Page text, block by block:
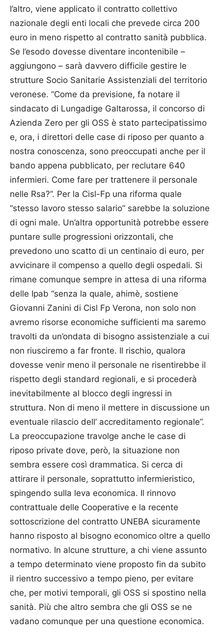
l’altro, viene applicato il contratto collettivo
nazionale degli enti locali che prevede circa 200
euro in meno rispetto al contratto sanità pubblica.
Se l’esodo dovesse diventare incontenibile –
aggiungono – sarà davvero difficile gestire le
strutture Socio Sanitarie Assistenziali del territorio
veronese. “Come da previsione, fa notare il
sindacato di Lungadige Galtarossa, il concorso di
Azienda Zero per gli OSS è stato partecipatissimo
e, ora, i direttori delle case di riposo per quanto a
nostra conoscenza, sono preoccupati anche per il
bando appena pubblicato, per reclutare 640
infermieri. Come fare per trattenere il personale
nelle Rsa?”. Per la Cisl-Fp una riforma quale
“stesso lavoro stesso salario” sarebbe la soluzione
di ogni male. Un’altra opportunità potrebbe essere
puntare sulle progressioni orizzontali, che
prevedono uno scatto di un centinaio di euro, per
avvicinare il compenso a quello degli ospedali. Si
rimane comunque sempre in attesa di una riforma
delle Ipab “senza la quale, ahimè, sostiene
Giovanni Zanini di Cisl Fp Verona, non solo non
avremo risorse economiche sufficienti ma saremo
travolti da un’ondata di bisogno assistenziale a cui
non riusciremo a far fronte. Il rischio, qualora
dovesse venir meno il personale ne risentirebbe il
rispetto degli standard regionali, e si procederà
inevitabilmente al blocco degli ingressi in
struttura. Non di meno il mettere in discussione un
eventuale rilascio dell’ accreditamento regionale”.
La preoccupazione travolge anche le case di
riposo private dove, però, la situazione non
sembra essere così drammatica. Si cerca di
attirare il personale, soprattutto infermieristico,
spingendo sulla leva economica. Il rinnovo
contrattuale delle Cooperative e la recente
sottoscrizione del contratto UNEBA sicuramente
hanno risposto al bisogno economico oltre a quello
normativo. In alcune strutture, a chi viene assunto
a tempo determinato viene proposto fin da subito
il rientro successivo a tempo pieno, per evitare
che, per motivi temporali, gli OSS si spostino nella
sanità. Più che altro sembra che gli OSS se ne
vadano comunque per una questione economica.